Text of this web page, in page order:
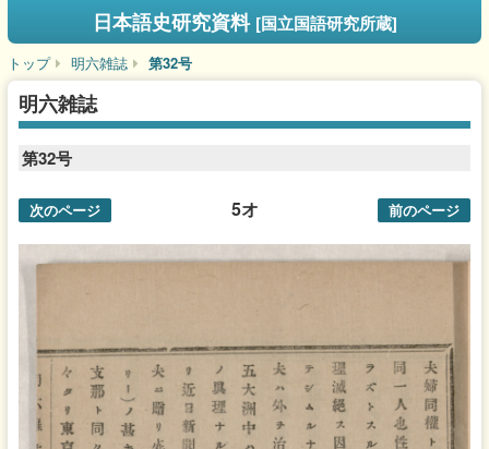
日本語史研究資料 [国立国語研究所蔵]
トップ 明六雑誌 第32号
明六雑誌
第32号
5オ
次のページ 前のページ